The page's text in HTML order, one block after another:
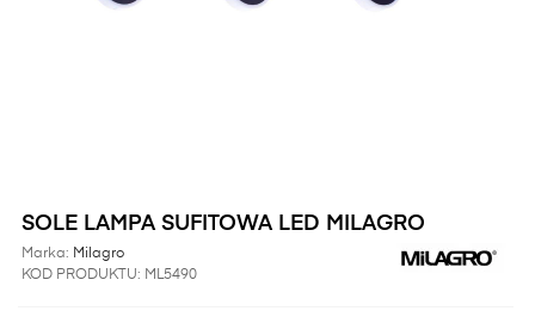
SOLE LAMPA SUFITOWA LED MILAGRO
Marka: Milagro
KOD PRODUKTU: ML5490